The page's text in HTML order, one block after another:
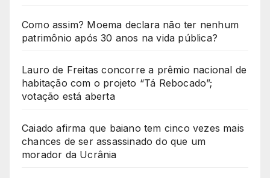
Como assim? Moema declara não ter nenhum
patrimônio após 30 anos na vida pública?
Lauro de Freitas concorre a prêmio nacional de
habitação com o projeto “Tá Rebocado”;
votação está aberta
Caiado afirma que baiano tem cinco vezes mais
chances de ser assassinado do que um
morador da Ucrânia